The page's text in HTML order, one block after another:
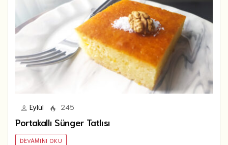
Eylül 245
Portakallı Sünger Tatlısı
DEVAMINI OKU